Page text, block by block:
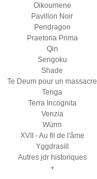
Oikoumene
Pavillon Noir
Pendragon
Praetoria Prima
Qin
Sengoku
Shade
Te Deum pour un massacre
Tenga
Terra Incognita
Venzia
Würm
XVII - Au fil de l'âme
Yggdrasill
Autres jdr historiques
+